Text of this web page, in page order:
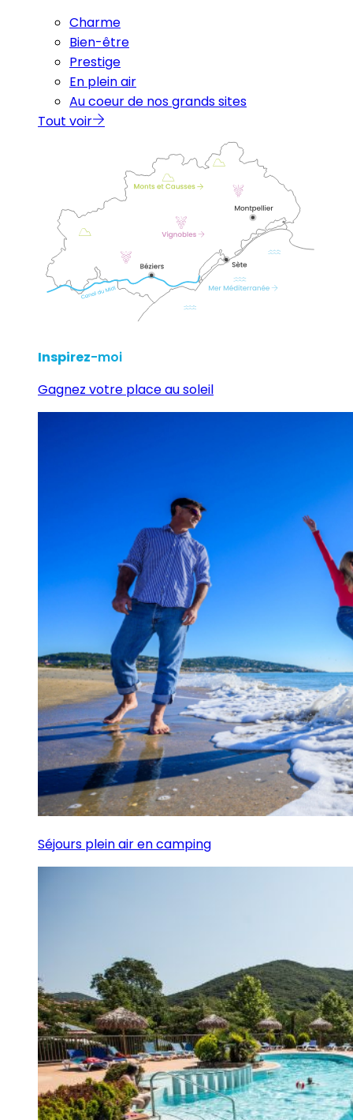
Charme
Bien-être
Prestige
En plein air
Au coeur de nos grands sites
Tout voir
Inspirez-moi
Gagnez votre place au soleil
Séjours plein air en camping